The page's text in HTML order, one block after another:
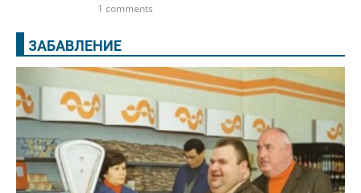
1 comments
ЗАБАВЛЕНИЕ